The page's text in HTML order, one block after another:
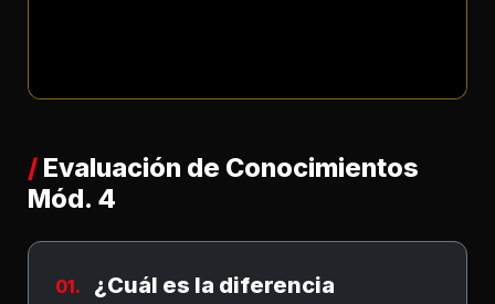
/ Evaluación de Conocimientos
Mód. 4
01.
¿Cuál es la diferencia